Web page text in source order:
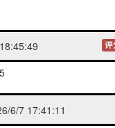
评
6/7 17:41:11